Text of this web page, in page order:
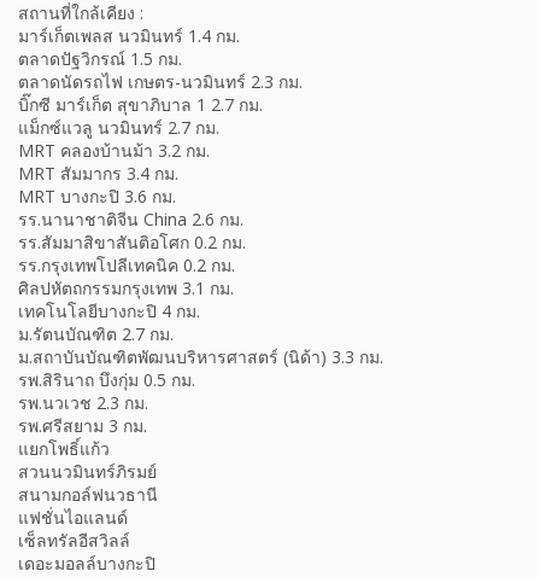
สถานที่ใกล้เคียง :
มาร์เก็ตเพลส นวมินทร์ 1.4 กม.
ตลาดปัฐวิกรณ์ 1.5 กม.
ตลาดนัดรถไฟ เกษตร-นวมินทร์ 2.3 กม.
บิ๊กซี มาร์เก็ต สุขาภิบาล 1 2.7 กม.
แม็กซ์แวลู นวมินทร์ 2.7 กม.
MRT คลองบ้านม้า 3.2 กม.
MRT สัมมากร 3.4 กม.
MRT บางกะปิ 3.6 กม.
รร.นานาชาติจีน China 2.6 กม.
รร.สัมมาสิขาสันติอโศก 0.2 กม.
รร.กรุงเทพโปลีเทคนิค 0.2 กม.
ศิลปหัตถกรรมกรุงเทพ 3.1 กม.
เทคโนโลยีบางกะปิ 4 กม.
ม.รัตนบัณฑิต 2.7 กม.
ม.สถาบันบัณฑิตพัฒนบริหารศาสตร์ (นิด้า) 3.3 กม.
รพ.สิรินาถ บึงกุ่ม 0.5 กม.
รพ.นวเวช 2.3 กม.
รพ.ศรีสยาม 3 กม.
แยกโพธิ์แก้ว
สวนนวมินทร์ภิรมย์
สนามกอล์ฟนวธานี
แฟชั่นไอแลนด์
เซ็ลทรัลอีสวิลล์
เดอะมอลล์บางกะปิ